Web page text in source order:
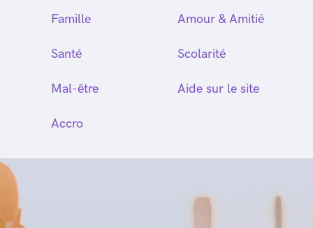
Famille
Santé
Mal-être
Accro
Amour & Amitié
Scolarité
Aide sur le site